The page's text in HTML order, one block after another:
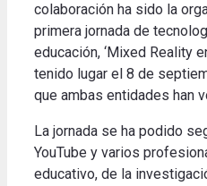
colaboración ha sido la
primera jornada de
educación, ‘Mixed Reality
tenido lugar el 8 de
que ambas entidades han
La jornada se ha podido
YouTube y varios
educativo, de la